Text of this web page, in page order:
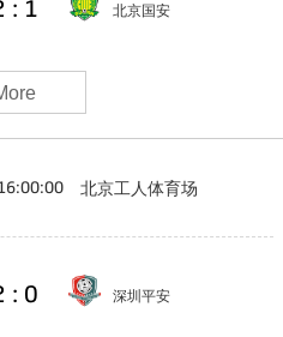
: 1 北京国安
北京工人体育场
: 0 深圳平安